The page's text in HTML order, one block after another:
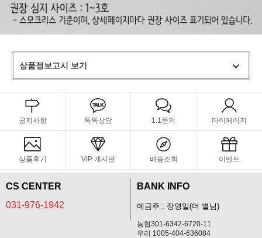
상품정보고시 보기
공지사항 톡톡상담 1:1문의 마이페이지
상품후기 VIP 게시판 배송조회 이벤트
CS CENTER
031-976-1942
BANK INFO
예금주 : 장영일(더 별님)
농협301-6342-6720-11
우리 1005-404-636084